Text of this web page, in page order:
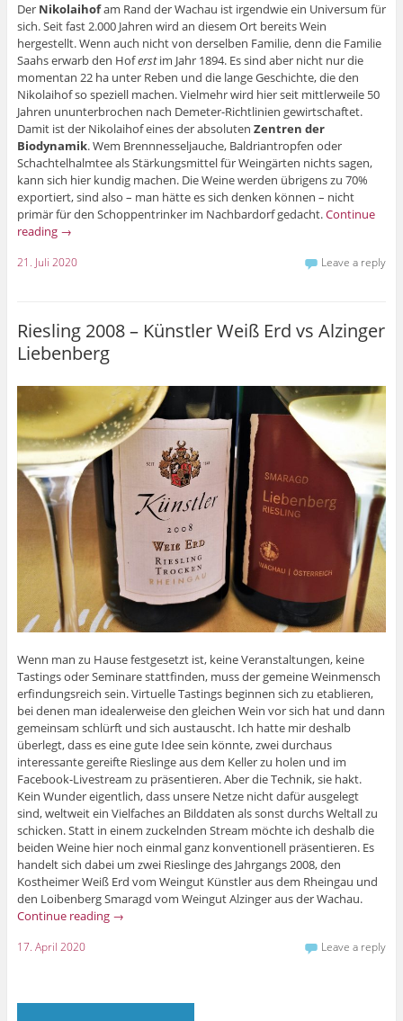
Der Nikolaihofam Rand der Wachau ist irgendwie ein Universum für
sich. Seit fast 2.000 Jahren wird an diesem Ort bereits Wein
hergestellt. Wenn auch nicht von derselben Familie, denn die Familie
Saahs erwarb den Hoferstim Jahr 1894. Es sind aber nicht nur die
momentan 22 ha unter Reben und die lange Geschichte, die den
Nikolaihof so speziell machen. Vielmehr wird hier seit mittlerweile 50
Jahren ununterbrochen nach Demeter-Richtlinien gewirtschaftet.
Damit ist der Nikolaihof eines der absoluten Zentren der
Biodynamik. Wem Brennnesseljauche, Baldriantropfen oder
Schachtelhalmtee als Stärkungsmittel für Weingärten nichts sagen,
kann sich hier kundig machen. Die Weine werden übrigens zu 70%
exportiert, sind also – man hätte es sich denken können – nicht
primär für den Schoppentrinker im Nachbardorf gedacht.Continue
reading →
21. Juli 2020 Leave a reply
Riesling 2008 – Künstler Weiß Erd vs Alzinger
Liebenberg
Wenn man zu Hause festgesetzt ist, keine Veranstaltungen, keine
Tastings oder Seminare stattfinden, muss der gemeine Weinmensch
erfindungsreich sein. Virtuelle Tastings beginnen sich zu etablieren,
bei denen man idealerweise den gleichen Wein vor sich hat und dann
gemeinsam schlürft und sich austauscht. Ich hatte mir deshalb
überlegt, dass es eine gute Idee sein könnte, zwei durchaus
interessante gereifte Rieslinge aus dem Keller zu holen und im
Facebook-Livestream zu präsentieren. Aber die Technik, sie hakt.
Kein Wunder eigentlich, dass unsere Netze nicht dafür ausgelegt
sind, weltweit ein Vielfaches an Bilddaten als sonst durchs Weltall zu
schicken. Statt in einem zuckelnden Stream möchte ich deshalb die
beiden Weine hier noch einmal ganz konventionell präsentieren. Es
handelt sich dabei um zwei Rieslinge des Jahrgangs 2008, den
Kostheimer Weiß Erd vom Weingut Künstler aus dem Rheingau und
den Loibenberg Smaragd vom Weingut Alzinger aus der Wachau.
Continue reading →
17. April 2020 Leave a reply